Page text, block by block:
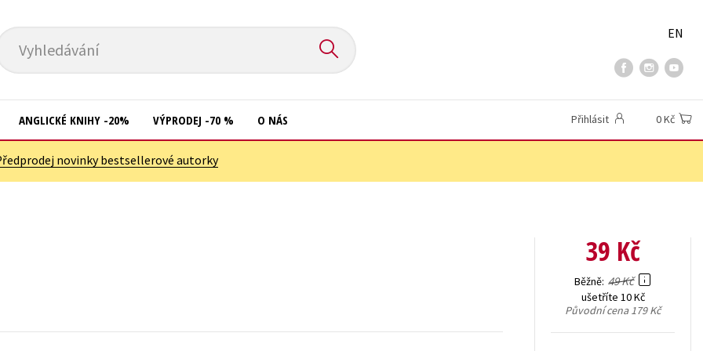
Vyhledávání
EN
ANGLICKÉ KNIHY -20% VÝPRODEJ -70 % O NÁS Přihlásit 0 Kč
novinky bestsellerové autorky
39 Kč
Běžně 49 Kč
ušetříte 10 Kč
Původní cena179 Kč